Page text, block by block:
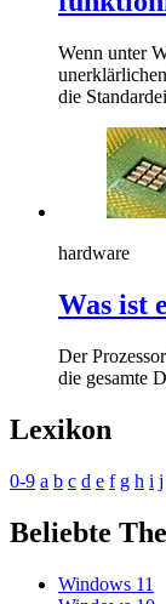
Wenn unter
die
hardware
Was ist
Der
die gesamte
Lexikon
0-9 a b c d e f g h i j
Beliebte
Windows 11